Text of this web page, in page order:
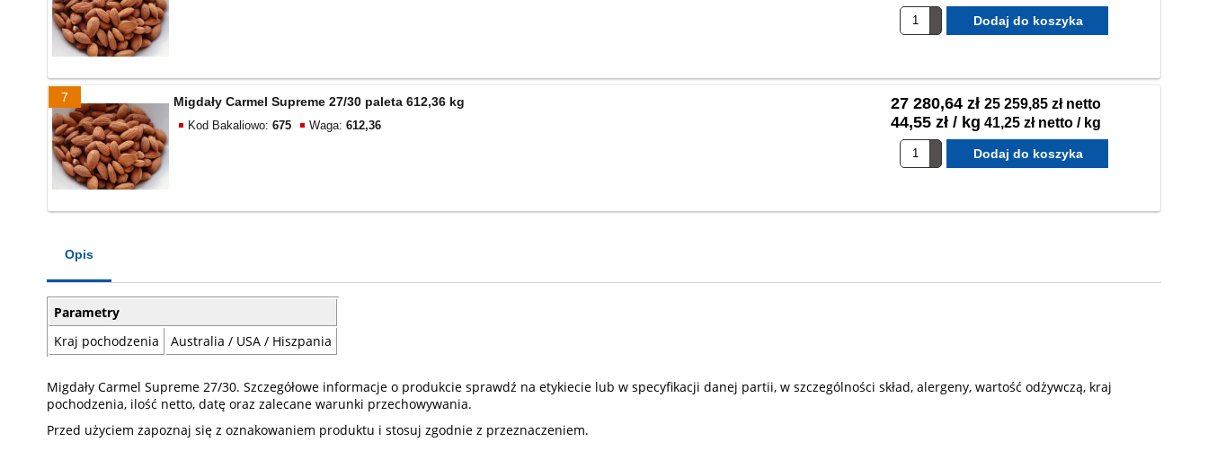
7 Migdały Carmel Supreme 27/30 paleta 612,36 kg
Kod Bakaliowo: 675 Waga: 612,36
27 280,64 zł 25 259,85 zł netto
44,55 zł / kg 41,25 zł netto / kg
Opis
Parametry
Kraj pochodzenia
Australia / USA / Hiszpania
Migdały Carmel Supreme 27/30. Szczegółowe informacje o produkcie sprawdź na etykiecie lub w specyfikacji danej partii, w szczególności skład, alergeny, wartość odżywczą, kraj
pochodzenia, ilość netto, datę oraz zalecane warunki przechowywania.
Przed użyciem zapoznaj się z oznakowaniem produktu i stosuj zgodnie z przeznaczeniem.